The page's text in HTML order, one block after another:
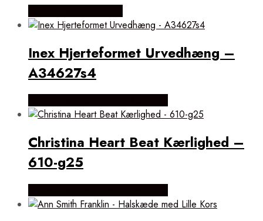
Inex Hjerteformet Urvedhæng –
A34627s4
Christina Heart Beat Kærlighed –
610-g25